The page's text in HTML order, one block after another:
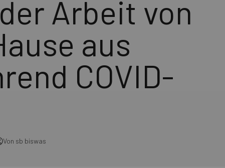
Arbeit von
aus
COVID-
Von sb biswas